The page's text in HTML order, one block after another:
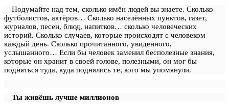
Подумайте над тем, сколько имён людей вы знаете. Сколько
футболистов, актёров… Сколько населённых пунктов, газет,
журналов, песен, блюд, напитков… сколько человеческих
историй. Сколько случаев, которые происходят с человеком
каждый день. Сколько прочитанного, увиденного,
услышанного… Если бы человек заменил бесполезные знания,
которые он хранит в своей голове, полезными, он мог бы
подняться туда, куда поднялись те, кого мы упомянули.
Ты живёшь лучше миллионов